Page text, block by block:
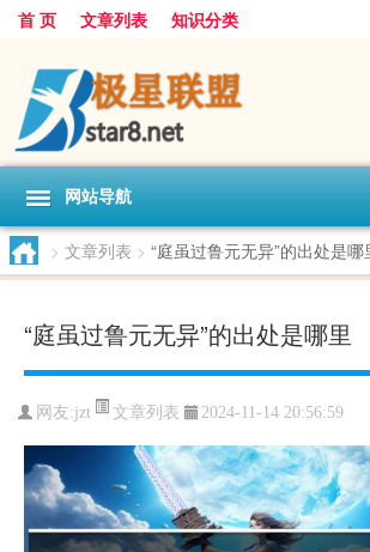
首 页 文章列表 知识分类
网站导航
> 文章列表 > “庭虽过鲁元无异”的出处是哪
“庭虽过鲁元无异”的出处是哪里
网友:jzt 文章列表 2024-11-14 20:56:59